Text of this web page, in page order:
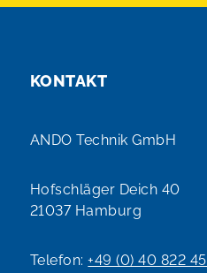
KONTAKT
ANDO Technik GmbH
Hofschläger Deich 40
21037 Hamburg
Telefon:+49 (0) 40 822